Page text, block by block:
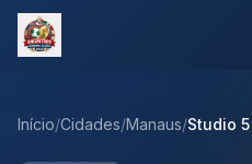
Início/Cidades/Manaus/